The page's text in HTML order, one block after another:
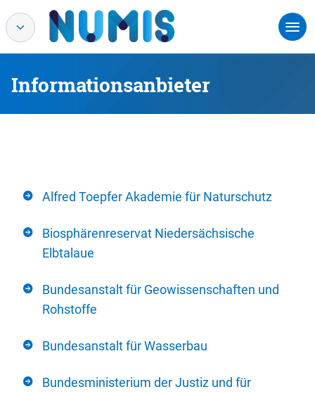
Informationsanbieter
Alfred Toepfer Akademie für Naturschutz
Biosphärenreservat Niedersächsische
Elbtalaue
Bundesanstalt für Geowissenschaften und
Rohstoffe
Bundesanstalt für Wasserbau
Bundesministerium der Justiz und für